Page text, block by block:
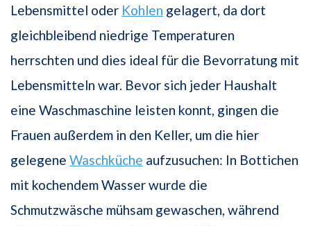
Lebensmittel oder Kohlen gelagert, da dort
gleichbleibend niedrige Temperaturen
herrschten und dies ideal für die Bevorratung mit
Lebensmitteln war. Bevor sich jeder Haushalt
eine Waschmaschine leisten konnt, gingen die
Frauen außerdem in den Keller, um die hier
gelegene Waschküche aufzusuchen: In Bottichen
mit kochendem Wasser wurde die
Schmutzwäsche mühsam gewaschen, während